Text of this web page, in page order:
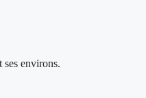
environs.